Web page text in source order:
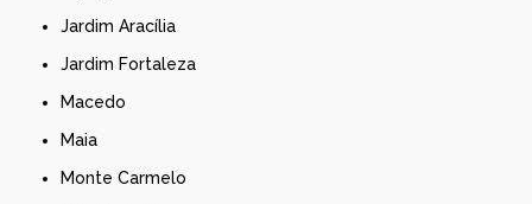
Jardim Aracília
Jardim Fortaleza
Macedo
Maia
Monte Carmelo